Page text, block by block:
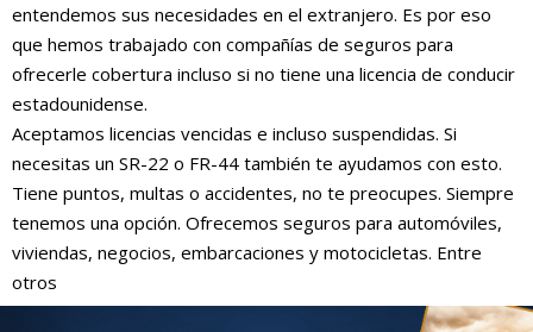
entendemos sus necesidades en el extranjero. Es por eso
que hemos trabajado con compañías de seguros para
ofrecerle cobertura incluso si no tiene una licencia de conducir
estadounidense.
Aceptamos licencias vencidas e incluso suspendidas. Si
necesitas un SR-22 o FR-44 también te ayudamos con esto.
Tiene puntos, multas o accidentes, no te preocupes. Siempre
tenemos una opción. Ofrecemos seguros para automóviles,
viviendas, negocios, embarcaciones y motocicletas. Entre
otros